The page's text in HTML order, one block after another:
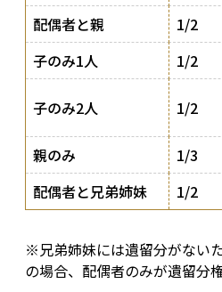
配偶者と親 1/2
子のみ1人
1/2
子のみ2人 1/2
親のみ 1/3
配偶者と兄弟姉妹
1/2
※兄弟姉妹には遺留分がない
の場合、配偶者のみが遺留分